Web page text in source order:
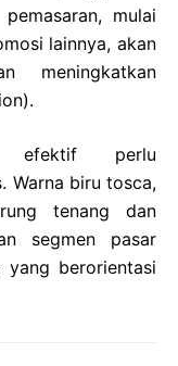
mulai
lainnya, akan
meningkatkan
efektif perlu
Warna biru tosca,
tenang dan
segmen pasar
yang berorientasi